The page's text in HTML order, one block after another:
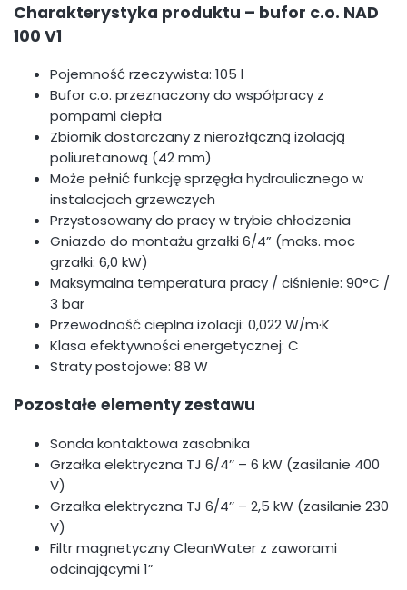
Charakterystyka produktu – bufor c.o. NAD
100 V1
Pojemność rzeczywista: 105 l
Bufor c.o. przeznaczony do współpracy z
pompami ciepła
Zbiornik dostarczany z nierozłączną izolacją
poliuretanową (42 mm)
Może pełnić funkcję sprzęgła hydraulicznego w
instalacjach grzewczych
Przystosowany do pracy w trybie chłodzenia
Gniazdo do montażu grzałki 6/4” (maks. moc
grzałki: 6,0 kW)
Maksymalna temperatura pracy / ciśnienie: 90°C /
3 bar
Przewodność cieplna izolacji: 0,022 W/m·K
Klasa efektywności energetycznej: C
Straty postojowe: 88 W
Pozostałe elementy zestawu
Sonda kontaktowa zasobnika
Grzałka elektryczna TJ 6/4’’ – 6 kW (zasilanie 400
V)
Grzałka elektryczna TJ 6/4’’ – 2,5 kW (zasilanie 230
V)
Filtr magnetyczny CleanWater z zaworami
odcinającymi 1”